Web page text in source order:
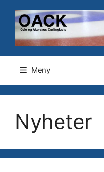
innhold
Meny
Nyheter